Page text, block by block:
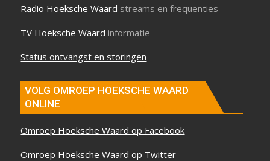
Radio Hoeksche Waard streams en frequenties
TV Hoeksche Waard informatie
Status ontvangst en storingen
VOLG OMROEP HOEKSCHE WAARD
ONLINE
Omroep Hoeksche Waard op Facebook
Omroep Hoeksche Waard op Twitter